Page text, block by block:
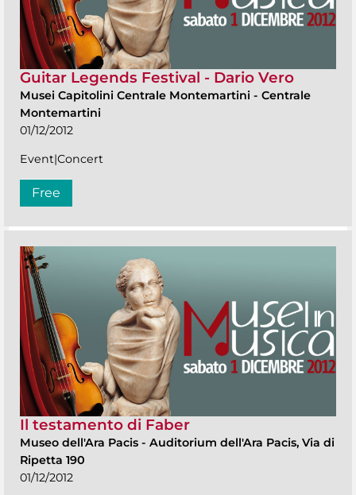
Guitar Legends Festival - Dario Vero
Musei Capitolini Centrale Montemartini - Centrale
Montemartini
01/12/2012
Event|Concert
Free
Il testamento di Faber
Museo dell'Ara Pacis - Auditorium dell'Ara Pacis, Via di
Ripetta 190
01/12/2012